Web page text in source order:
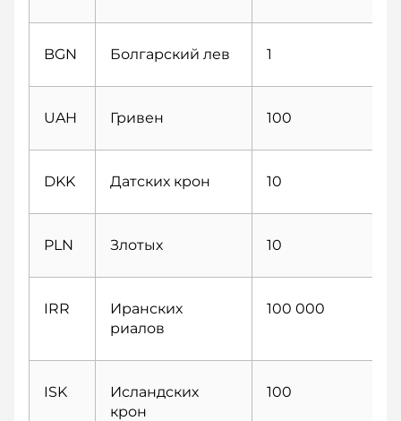
BGN Болгарский лев 1
UAH Гривен 100
DKK Датских крон 10
PLN Злотых 10
IRR
Иранских
риалов
100 000
ISK
Исландских
крон
100